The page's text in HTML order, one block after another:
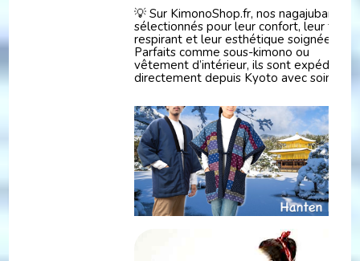
💡 Sur KimonoShop.fr, nos nagajuban
sélectionnés pour leur confort, leur tissu
respirant et leur esthétique soignée.
Parfaits comme sous-kimono ou
vêtement d’intérieur, ils sont expédiés
directement depuis Kyoto avec soin.